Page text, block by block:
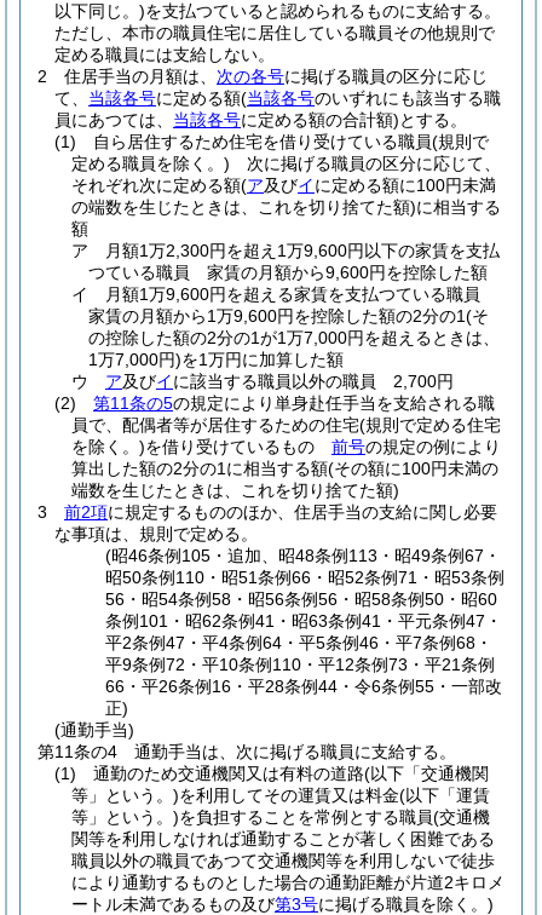
以下同じ。)を支払つていると認められるものに支給する。
ただし、本市の職員住宅に居住している職員その他規則で
定める職員には支給しない。
2
住居手当の月額は、 次の各号に掲げる職員の区分に応じ
て、 当該各号に定める額(当該各号のいずれにも該当する職
員にあつては、 当該各号に定める額の合計額)とする。
(1)
自ら居住するため住宅を借り受けている職員(規則で
定める職員を除く。) 次に掲げる職員の区分に応じて、
それぞれ次に定める額(ア及びイに定める額に100円未満
の端数を生じたときは、これを切り捨てた額)に相当する
額
ア
月額1万2,300円を超え1万9,600円以下の家賃を支払
つている職員 家賃の月額から9,600円を控除した額
イ
月額1万9,600円を超える家賃を支払つている職員
家賃の月額から1万9,600円を控除した額の2分の1(そ
の控除した額の2分の1が1万7,000円を超えるときは、
1万7,000円)を1万円に加算した額
ウ
ア及びイに該当する職員以外の職員 2,700円
(2)
第11条の5の規定により単身赴任手当を支給される職
員で、配偶者等が居住するための住宅(規則で定める住宅
を除く。)を借り受けているもの 前号の規定の例により
算出した額の2分の1に相当する額(その額に100円未満の
端数を生じたときは、これを切り捨てた額)
3
前2項に規定するもののほか、住居手当の支給に関し必要
な事項は、規則で定める。
(昭46条例105・追加、昭48条例113・昭49条例67・
昭50条例110・昭51条例66・昭52条例71・昭53条例
56・昭54条例58・昭56条例56・昭58条例50・昭60
条例101・昭62条例41・昭63条例41・平元条例47・
平2条例47・平4条例64・平5条例46・平7条例68・
平9条例72・平10条例110・平12条例73・平21条例
66・平26条例16・平28条例44・令6条例55・一部改
正)
(通勤手当)
第11条の4
通勤手当は、次に掲げる職員に支給する。
(1)
通勤のため交通機関又は有料の道路(以下「交通機関
等」という。)を利用してその運賃又は料金(以下「運賃
等」という。)を負担することを常例とする職員(交通機
関等を利用しなければ通勤することが著しく困難である
職員以外の職員であつて交通機関等を利用しないで徒歩
により通勤するものとした場合の通勤距離が片道2キロメ
ートル未満であるもの及び第3号に掲げる職員を除く。)